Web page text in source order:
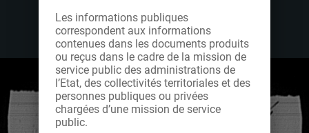
Les informations publiques
correspondent aux informations
contenues dans les documents produits
ou reçus dans le cadre de la mission de
service public des administrations de
l’Etat, des collectivités territoriales et des
personnes publiques ou privées
chargées d’une mission de service
public.